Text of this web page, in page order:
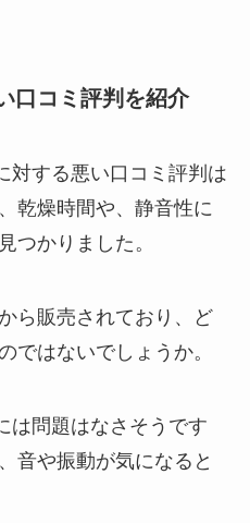
口コミ評判を紹介
対する悪い口コミ評判は
乾燥時間や、静音性に
つかりました。
ら販売されており、ど
ではないでしょうか。
は問題はなさそうです
音や振動が気になると